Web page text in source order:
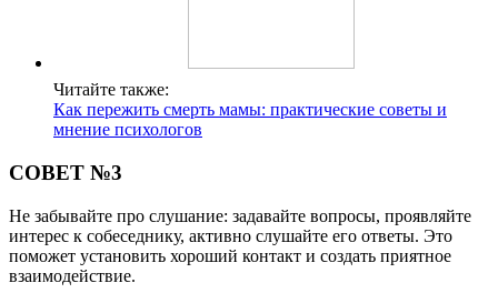
Читайте также:
Как пережить смерть мамы: практические советы и
мнение психологов
СОВЕТ №3
Не забывайте про слушание: задавайте вопросы, проявляйте
интерес к собеседнику, активно слушайте его ответы. Это
поможет установить хороший контакт и создать приятное
взаимодействие.